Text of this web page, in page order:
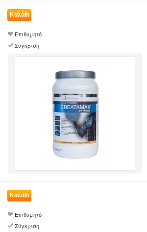
Επιθυμητό
Σύγκριση
Επιθυμητό
Σύγκριση